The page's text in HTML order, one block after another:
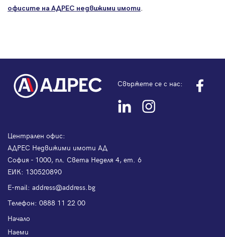
офисите на АДРЕС недвижими имоти
Свържете се с нас:
Централен офис:
АДРЕС Недвижими имоти АД
София - 1000, пл. Света Неделя 4, ет. 6
ЕИК: 130520890
Е-mail: address@address.bg
Телефон: 0888 11 22 00
Начало
Наеми